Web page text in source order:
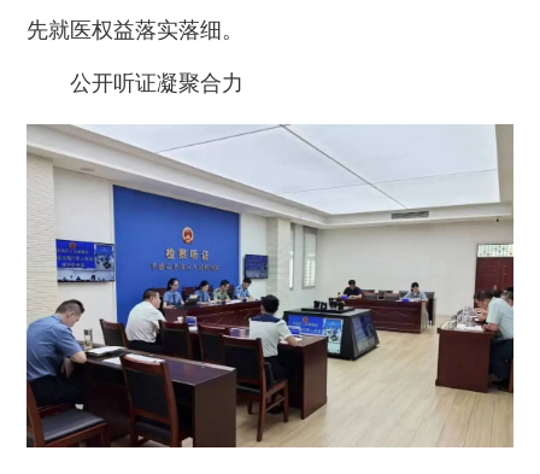
先就医权益落实落细。
公开听证凝聚合力